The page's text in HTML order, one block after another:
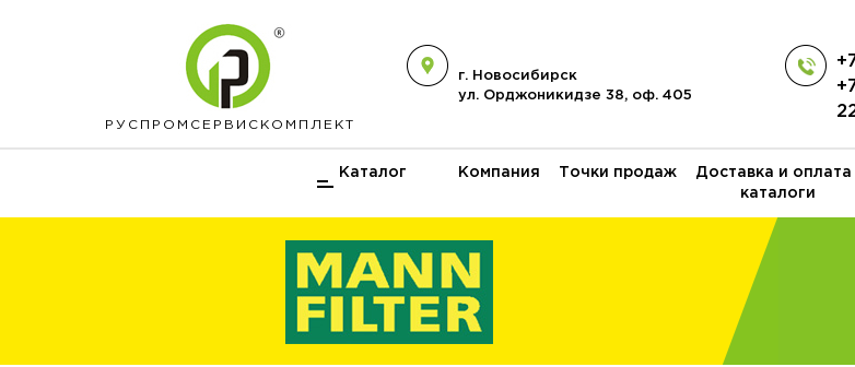
РУСПРОМ СЕРВИСКОМПЛЕКТ
г. Новосибирск
ул. Орджоникидзе 38, оф. 405
Каталог Компания Точки продаж Доставка и оплата
каталоги